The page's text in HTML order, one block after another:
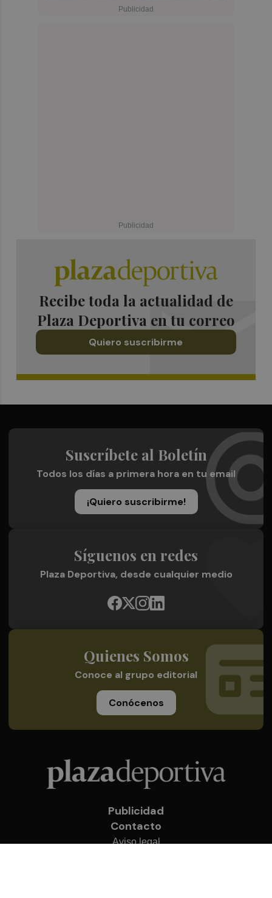
Recibe toda la actualidad de
Plaza Deportiva en tu correo
Quiero suscribirme
Suscríbete al Boletín
Todos los días a primera hora en tu email
¡Quiero suscribirme!
Síguenos en redes
Plaza Deportiva, desde cualquier medio
Quienes Somos
Conoce al grupo editorial
Conócenos
Publicidad
Contacto
Aviso legal